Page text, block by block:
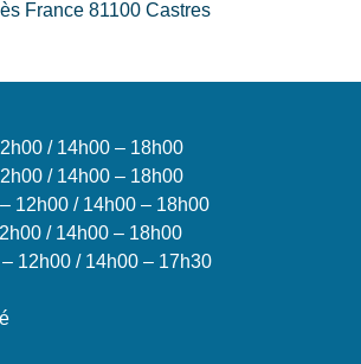
France 81100 Castres
/ 14h00 – 18h00
/ 14h00 – 18h00
12h00 / 14h00 – 18h00
/ 14h00 – 18h00
12h00 / 14h00 – 17h30